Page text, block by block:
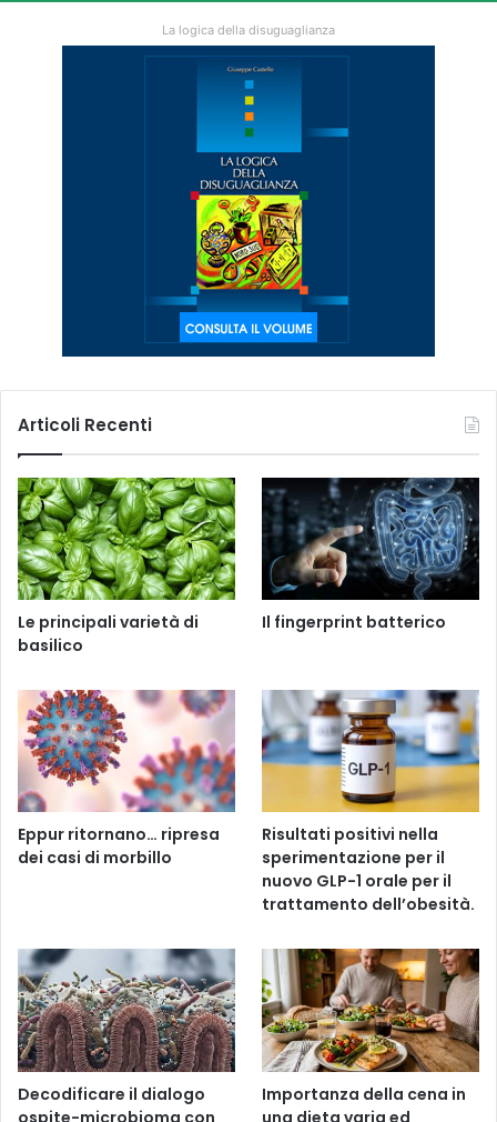
La logica della disuguaglianza
Articoli Recenti
Le principali varietà di
basilico
Il fingerprint batterico
Eppur ritornano… ripresa
dei casi di morbillo
Risultati positivi nella
sperimentazione per il
nuovo GLP-1 orale per il
trattamento dell’obesità.
Decodificare il dialogo
ospite-microbioma con
Importanza della cena in
una dieta varia ed